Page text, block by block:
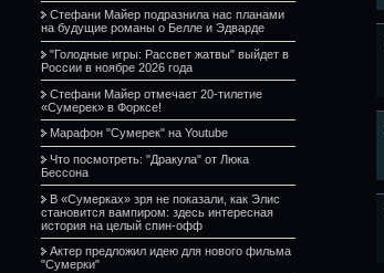
Стефани Майер подразнила нас планами
на будущие романы о Белле и Эдварде
"Голодные игры: Рассвет жатвы" выйдет в
России в ноябре 2026 года
Стефани Майер отмечает 20-тилетие
«Сумерек» в Форксе!
Марафон "Сумерек" на Youtube
Что посмотреть: "Дракула" от Люка
Бессона
В «Сумерках» зря не показали, как Элис
становится вампиром: здесь интересная
история на целый спин-офф
Актер предложил идею для нового фильма
"Сумерки"